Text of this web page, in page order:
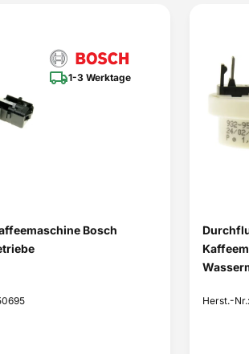
1-3 Werktage
Bosch
Herst.-